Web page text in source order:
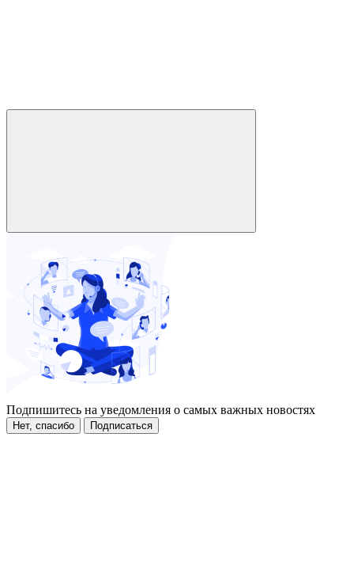
Подпишитесь на уведомления о самых важных новостях
Нет, спасибо Подписаться